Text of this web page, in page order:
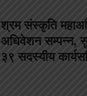
श्रम संस्कृति
अधिवेशन सम्पन्न,
३९ सदस्यीय